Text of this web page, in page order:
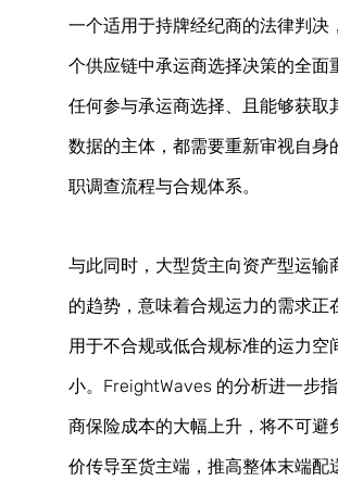
一个适用于持牌经纪商的法律判决
个供应链中承运商选择决策的全面
任何参与承运商选择、且能够获取
数据的主体，都需要重新审视自身
职调查流程与合规体系。
与此同时，大型货主向资产型运输
的趋势，意味着合规运力的需求正
用于不合规或低合规标准的运力空
小。FreightWaves 的分析进一步
商保险成本的大幅上升，将不可避
价传导至货主端，推高整体末端配